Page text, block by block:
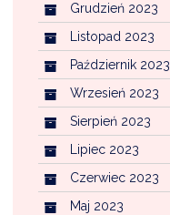
Grudzień 2023
Listopad 2023
Październik 2023
Wrzesień 2023
Sierpień 2023
Lipiec 2023
Czerwiec 2023
Maj 2023